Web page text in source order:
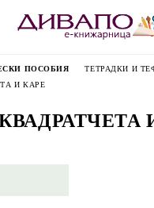
ПОСОБИЯ
ТЕТРАДКИ И
И КАРЕ